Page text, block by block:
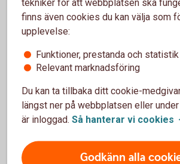
Enkelt
Klimatsmart
Du skaffar e-faktura genom att logga
Klicka på "e-faktura" och sök på
finns även cookies du kan välja som
upplevelse:
Funktioner, prestanda och statistik
Relevant marknadsföring
Du kan ta tillbaka ditt cookie-
längst ner på webbplatsen eller
är inloggad. Så hanterar vi cookies
Godkänn alla